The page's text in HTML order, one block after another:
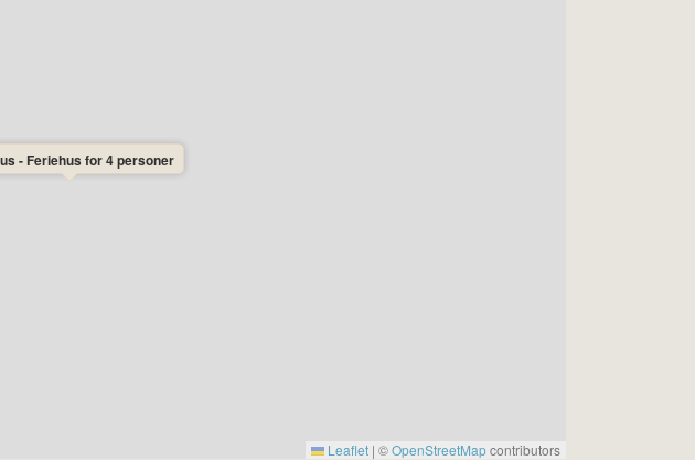
- Feriehus for 4 personer
Leaflet | ©OpenStreetMapcontributors